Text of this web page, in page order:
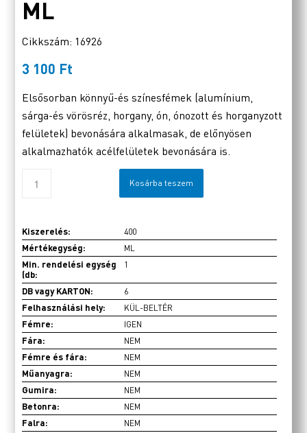
ML
Cikkszám: 16926
3 100 Ft
Elsősorban könnyű-és színesfémek (alumínium,
sárga-és vörösréz, horgany, ón, ónozott és horganyzott
felületek) bevonására alkalmasak, de előnyösen
alkalmazhatók acélfelületek bevonására is.
Kosárba teszem
Kiszerelés: 400
Mértékegység: ML
Min. rendelési egység
(db:
1
DB vagy KARTON: 6
Felhasználási hely: KÜL-BELTÉR
Fémre: IGEN
Fára: NEM
Fémre és fára: NEM
Műanyagra: NEM
Gumira: NEM
Betonra: NEM
Falra: NEM